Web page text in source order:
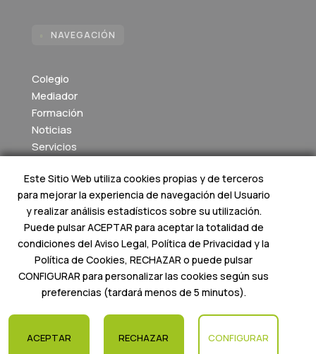
NAVEGACIÓN
Colegio
Mediador
Formación
Noticias
Servicios
Cuentas y Memorias
Contacto
Aula Virtual
MEDIADOR BALEAR© 2024 – Todos los
w34Marketing
Este Sitio Web utiliza cookies propias y de terceros
para mejorar la experiencia de navegación del Usuario
y realizar análisis estadísticos sobre su utilización.
Puede pulsar ACEPTAR para aceptar la totalidad de
condiciones del Aviso Legal, Política de Privacidad y la
Política de Cookies, RECHAZAR o puede pulsar
CONFIGURAR para personalizar las cookies según sus
preferencias (tardará menos de 5 minutos).
ACEPTAR RECHAZAR CONFIGURAR